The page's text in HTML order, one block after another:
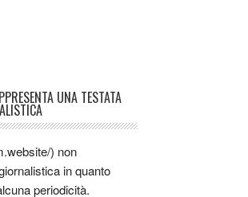
UNA TESTATA
) non
in quanto
periodicità.